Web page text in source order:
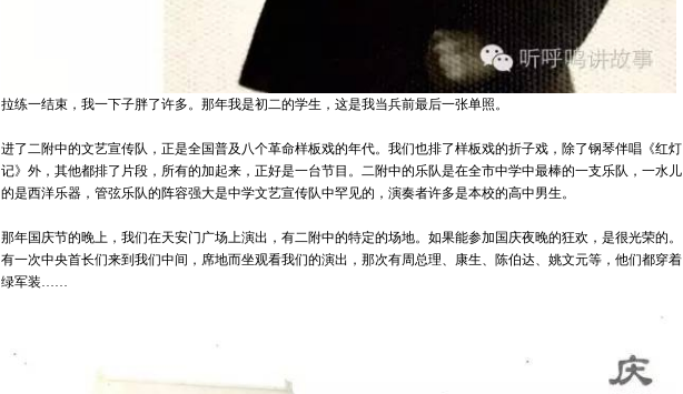
拉练一结束，我一下子胖了许多。那年我是初二的学生，这是我当兵前最后一张单照。
进了二附中的文艺宣传队，正是全国普及八个革命样板戏的年代。我们也排了样板戏的折子戏，除了钢琴伴唱《红灯
记》外，其他都排了片段，所有的加起来，正好是一台节目。二附中的乐队是在全市中学中最棒的一支乐队，一水儿
的是西洋乐器，管弦乐队的阵容强大是中学文艺宣传队中罕见的，演奏者许多是本校的高中男生。
那年国庆节的晚上，我们在天安门广场上演出，有二附中的特定的场地。如果能参加国庆夜晚的狂欢，是很光荣的。
有一次中央首长们来到我们中间，席地而坐观看我们的演出，那次有周总理、康生、陈伯达、姚文元等，他们都穿着
绿军装……